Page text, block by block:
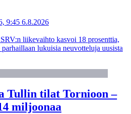
9:45 6.8.2026
liikevaihto kasvoi 18 prosenttia,
lukuisia neuvotteluja uusista
Tullin tilat Tornioon –
miljoonaa